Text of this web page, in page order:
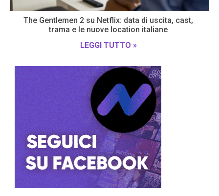
The Gentlemen 2 su Netflix: data di uscita, cast,
trama e le nuove location italiane
LEGGI TUTTO »